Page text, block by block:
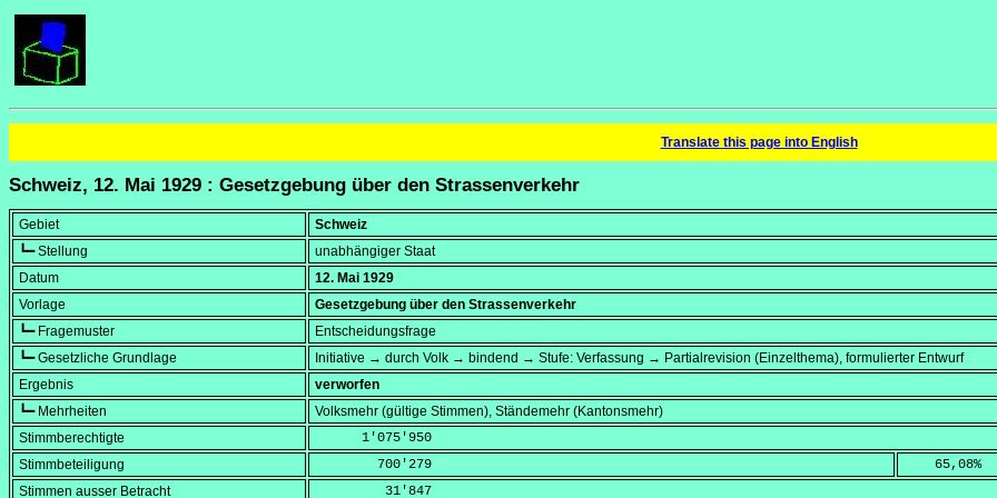
Translate this page into English
Schweiz, 12. Mai 1929 : Gesetzgebung über den Strassenverkehr
Gebiet
Schweiz
┗━ Stellung
unabhängiger Staat
Datum
12. Mai 1929
Vorlage
Gesetzgebung über den Strassenverkehr
┗━ Fragemuster
Entscheidungsfrage
┗━ Gesetzliche Grundlage
Initiative → durch Volk → bindend → Stufe: Verfassung → Partialrevision (Einzelthema), formulierter Entwurf
Ergebnis
verworfen
┗━ Mehrheiten
Volksmehr (gültige Stimmen), Ständemehr (Kantonsmehr)
Stimmberechtigte
      1'075'950
Stimmbeteiligung
        700'279
    65,08
%
Stimmen ausser Betracht
         31'847